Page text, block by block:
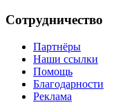
Сотрудничество
Партнёры
Наши ссылки
Помощь
Благодарности
Реклама